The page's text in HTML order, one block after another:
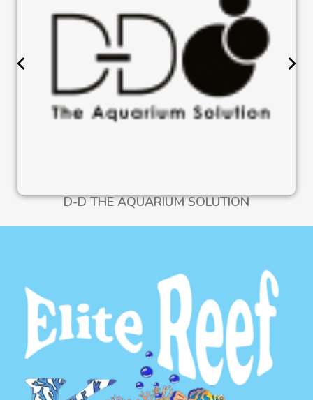
D-D THE AQUARIUM SOLUTION